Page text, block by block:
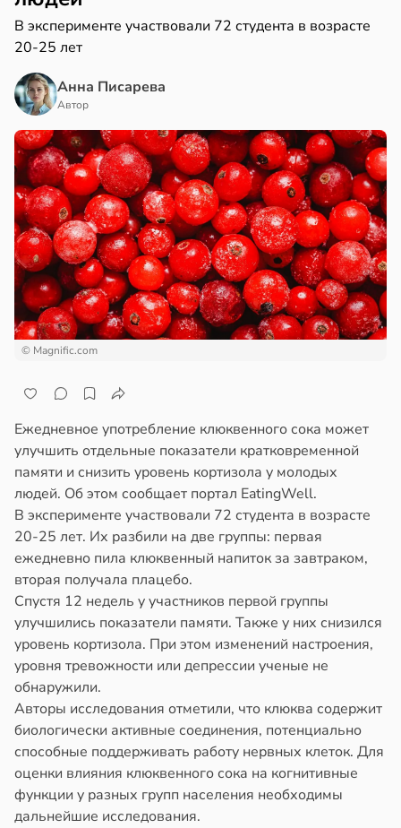
В эксперименте участвовали 72 студента в возрасте
20-25 лет
Анна Писарева
Автор
© Magnific.com
Ежедневное употребление клюквенного сока может
улучшить отдельные показатели кратковременной
памяти и снизить уровень кортизола у молодых
людей. Об этом сообщает портал EatingWell.
В эксперименте участвовали 72 студента в возрасте
20-25 лет. Их разбили на две группы: первая
ежедневно пила клюквенный напиток за завтраком,
вторая получала плацебо.
Спустя 12 недель у участников первой группы
улучшились показатели памяти. Также у них снизился
уровень кортизола. При этом изменений настроения,
уровня тревожности или депрессии ученые не
обнаружили.
Авторы исследования отметили, что клюква содержит
биологически активные соединения, потенциально
способные поддерживать работу нервных клеток. Для
оценки влияния клюквенного сока на когнитивные
функции у разных групп населения необходимы
дальнейшие исследования.